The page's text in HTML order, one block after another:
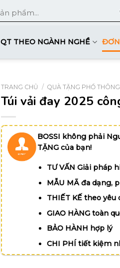
QT THEO NGÀNH NGHỀ
TRANG CHỦ / QUÀ TẶNG PHỔ THÔNG
Túi vải đay 2025
BOSSI không phải
TẶNG của bạn!
TƯ VẤN Giải pháp
MẪU MÃ đa dạng,
THIẾT KẾ theo yêu
GIAO HÀNG toàn
BẢO HÀNH hợp lý
CHI PHÍ tiết kiệm